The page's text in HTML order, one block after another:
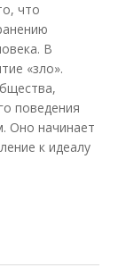
что
В
«зло».
поведения
Оно начинает
к идеалу